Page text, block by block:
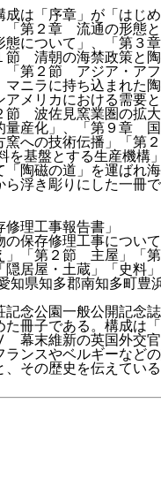
は「序章」が「は
第２章 流通の形態
について」、「第
清朝の海禁政策と
第２節 アジア・ア
ニラに持ち込まれ
メリカにおける需
波佐見窯業圏の
化」、「第９章
への技術伝播」「
基盤とする生産機
陶磁の道」を運ば
き彫りにした一冊
理工事報告書」
の保存修理工事につ
「第２節 主屋」
屋・土蔵」「史料
県知多郡南知多町豊
念公園一般公開記念誌
めた冊子である。
末維新の英国外交
ンスやベルギーなど
その歴史を伝えてい